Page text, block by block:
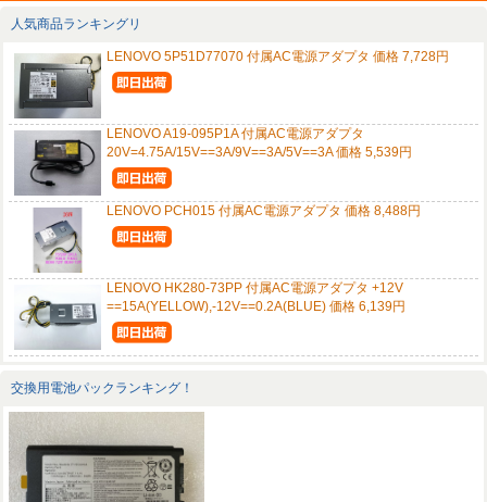
人気商品ランキングリ
LENOVO 5P51D77070 付属AC電源アダプタ 価格 7,728円
LENOVO A19-095P1A 付属AC電源アダプタ
20V=4.75A/15V==3A/9V==3A/5V==3A 価格 5,539円
LENOVO PCH015 付属AC電源アダプタ 価格 8,488円
LENOVO HK280-73PP 付属AC電源アダプタ +12V
==15A(YELLOW),-12V==0.2A(BLUE) 価格 6,139円
交換用電池パックランキング！